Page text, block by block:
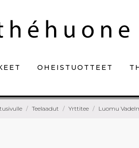
OHEISTUOTTEET
Teelaadut Yrttitee Luomu